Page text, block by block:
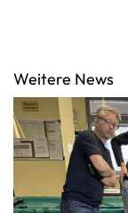
Weitere News